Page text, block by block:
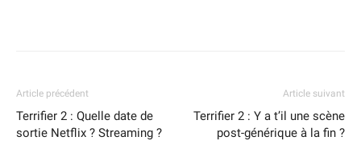
Article précédent
Terrifier 2 : Quelle date de
sortie Netflix ? Streaming ?
Article suivant
Terrifier 2 : Y a t’il une scène
post-générique à la fin ?